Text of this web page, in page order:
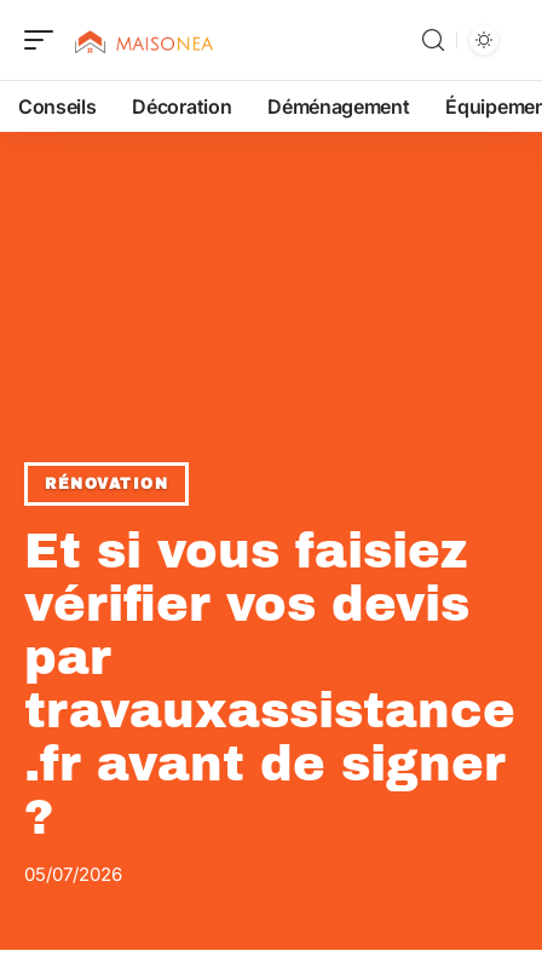
Conseils Décoration Déménagement
RÉNOVATION
Et si vous faisiez
vérifier vos devis
par
travauxassistance
.fr avant de signer
?
05/07/2026